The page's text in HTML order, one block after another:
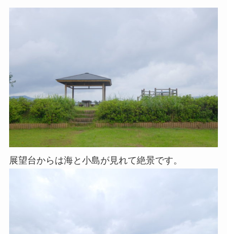
展望台からは海と小島が見れて絶景です。